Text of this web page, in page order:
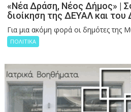
«Νέα Δράση, Νέος Δήμος» |
διοίκηση της ΔΕΥΑΛ και του
Για μια ακόμη φορά οι δημότες της
ΠΟΛΙΤΙΚΑ